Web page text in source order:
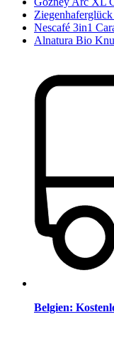
Nescafé 3in1
Alnatura Bio
Belgien: